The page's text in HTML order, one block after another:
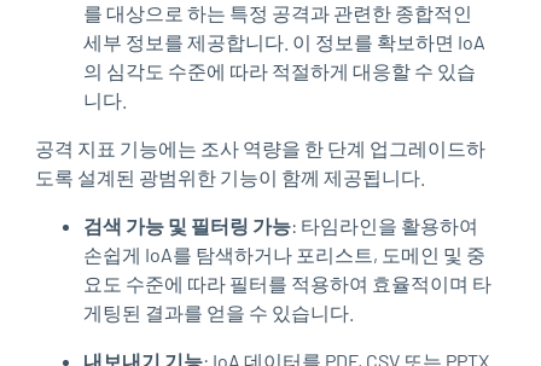
를 대상으로 하는 특정 공격과 관련한 종합적인
세부 정보를 제공합니다. 이 정보를 확보하면 IoA
의 심각도 수준에 따라 적절하게 대응할 수 있습
니다.
공격 지표 기능에는 조사 역량을 한 단계 업그레이드하
도록 설계된 광범위한 기능이 함께 제공됩니다.
검색 가능 및 필터링 가능: 타임라인을 활용하여
손쉽게 IoA를 탐색하거나 포리스트, 도메인 및 중
요도 수준에 따라 필터를 적용하여 효율적이며 타
게팅된 결과를 얻을 수 있습니다.
내보내기 기능: IoA 데이터를 PDF, CSV 또는 PPTX